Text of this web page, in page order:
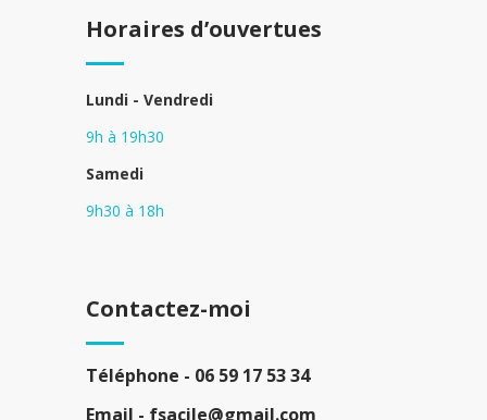
Horaires d’ouvertues
Lundi - Vendredi
9h à 19h30
Samedi
9h30 à 18h
Contactez-moi
Téléphone - 06 59 17 53 34
Email - fsacile@gmail.com